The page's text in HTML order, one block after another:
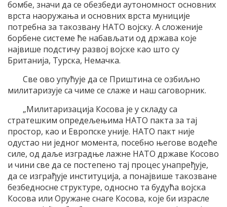
бомбе, значи да се обезбеди аутономност основних
врста наоружања и основних врста муниције
потребна за такозвану НАТО војску. А сложеније
борбене системе ће набављати од држава које
највише подстичу развој војске као што су
Британија, Турска, Немачка.
Све ово упућује да се Приштина се озбиљно
милитаризује са чиме се слаже и наш саговорник.
„Милитаризација Косова је у складу са
стратешким опредељењима НАТО пакта за тај
простор, као и Европске уније. НАТО пакт није
одустао ни једног момента, посебно његове водеће
силе, од даље изградње лажне НАТО државе Косово
и чини све да се постепено тај процес унапређује,
да се изграђује институција, а понајвише такозване
безбедносне структуре, односно та будућа војска
Косова или Оружане снаге Косова, које би израсле